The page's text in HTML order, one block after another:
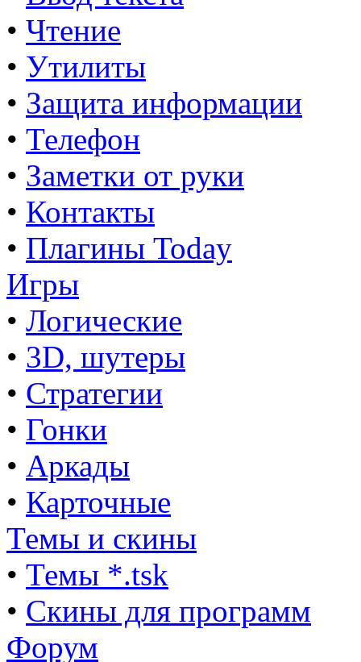
• Чтение
• Утилиты
• Защита информации
• Телефон
• Заметки от руки
• Контакты
• Плагины Today
Игры
• Логические
• 3D, шутеры
• Стратегии
• Гонки
• Аркады
• Карточные
Темы и скины
• Темы *.tsk
• Скины для программ
Форум